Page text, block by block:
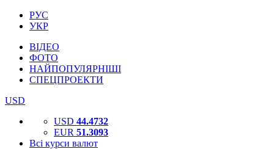
РУС
УКР
ВІДЕО
ФОТО
НАЙПОПУЛЯРНІШІ
СПЕЦПРОЕКТИ
USD
USD 44.4732
EUR 51.3093
Всі курси валют